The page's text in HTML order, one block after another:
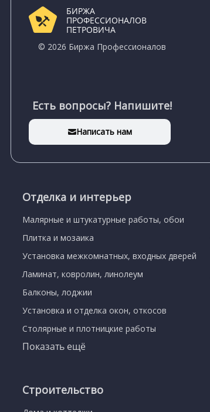
БИРЖА
ПРОФЕССИОНАЛОВ
ПЕТРОВИЧА
© 2026 Биржа Профессионалов
Есть вопросы? Напишите!
Написать нам
Отделка и интерьер
Малярные и штукатурные работы, обои
Плитка и мозаика
Установка межкомнатных, входных дверей
Ламинат, ковролин, линолеум
Балконы, лоджии
Установка и отделка окон, откосов
Столярные и плотницкие работы
Показать ещё
Строительство